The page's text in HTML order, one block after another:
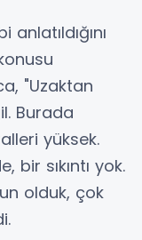
"Uzaktan
Burada
yüksek.
bir sıkıntı yok.
olduk, çok